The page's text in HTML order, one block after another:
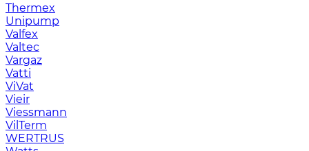
Thermex
Unipump
Valfex
Valtec
Vargaz
Vatti
ViVat
Vieir
Viessmann
VilTerm
WERTRUS